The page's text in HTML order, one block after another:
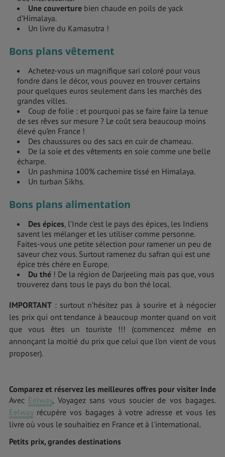
Une couverture bien chaude en poils de yack
d’Himalaya.
Un livre du Kamasutra !
Bons plans vêtement
Achetez-vous un magnifique sari coloré pour vous
fondre dans le décor, vous pouvez en trouver certains
pour quelques euros seulement dans les marchés des
grandes villes.
Coup de folie : et pourquoi pas se faire faire la tenue
de ses rêves sur mesure ? Le coût sera beaucoup moins
élevé qu’en France !
Des chaussures ou des sacs en cuir de chameau.
De la soie et des vêtements en soie comme une belle
écharpe.
Un pashmina 100% cachemire tissé en Himalaya.
Un turban Sikhs.
Bons plans alimentation
Des épices, l’Inde c’est le pays des épices, les Indiens
savent les mélanger et les utiliser comme personne.
Faites-vous une petite sélection pour ramener un peu de
saveur chez vous. Surtout ramenez du safran qui est une
épice très chère en Europe.
Du thé ! De la région de Darjeeling mais pas que, vous
trouverez dans tous le pays du bon thé local.
IMPORTANT : surtout n’hésitez pas à sourire et à négocier
les prix qui ont tendance à beaucoup monter quand on voit
que vous êtes un touriste !!! (commencez même en
annonçant la moitié du prix que celui que l’on vient de vous
proposer).
Comparez et réservez les meilleures offres pour visiter Inde
Avec Eelway, Voyagez sans vous soucier de vos bagages.
Eelwayrécupère vos bagages à votre adresse et vous les
livre où vous le souhaitiez en France et à l'international.
Petits prix, grandes destinations